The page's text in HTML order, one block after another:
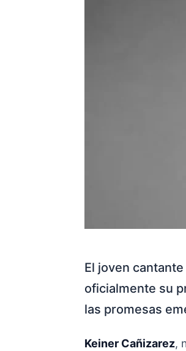
El joven
oficialmente su
las promesas
Keiner Cañizarez,